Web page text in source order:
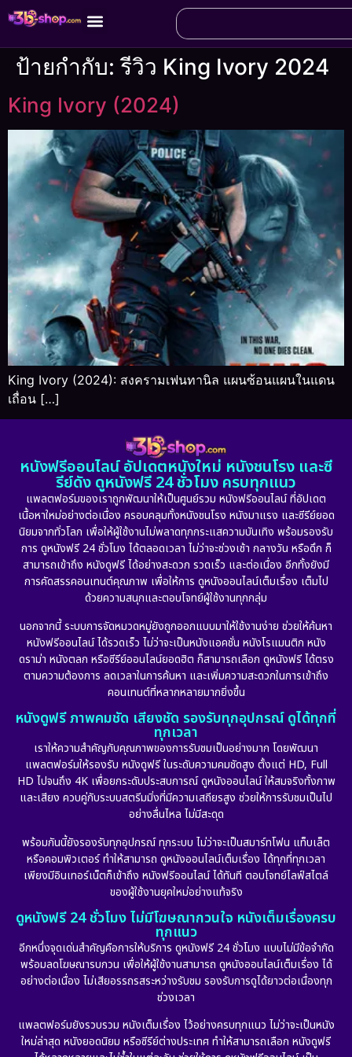
ป้ายกำกับ:รีวิว King Ivory 2024
King Ivory (2024)
King Ivory (2024): สงครามเฟนทานิล แผนซ้อนแผนในแดน
เถื่อน […]
หนังฟรีออนไลน์ อัปเดตหนังใหม่ หนังชนโรง และซี
รีย์ดัง ดูหนังฟรี 24 ชั่วโมง ครบทุกแนว
แพลตฟอร์มของเราถูกพัฒนาให้เป็นศูนย์รวม หนังฟรีออนไลน์ ที่อัปเดต
เนื้อหาใหม่อย่างต่อเนื่อง ครอบคลุมทั้งหนังชนโรง หนังมาแรง และซีรีย์ยอด
นิยมจากทั่วโลก เพื่อให้ผู้ใช้งานไม่พลาดทุกกระแสความบันเทิง พร้อมรองรับ
การ ดูหนังฟรี 24 ชั่วโมง ได้ตลอดเวลา ไม่ว่าจะช่วงเช้า กลางวัน หรือดึก ก็
สามารถเข้าถึง หนังดูฟรี ได้อย่างสะดวก รวดเร็ว และต่อเนื่อง อีกทั้งยังมี
การคัดสรรคอนเทนต์คุณภาพ เพื่อให้การ ดูหนังออนไลน์เต็มเรื่อง เต็มไป
ด้วยความสนุกและตอบโจทย์ผู้ใช้งานทุกกลุ่ม
นอกจากนี้ ระบบการจัดหมวดหมู่ยังถูกออกแบบมาให้ใช้งานง่าย ช่วยให้ค้นหา
หนังฟรีออนไลน์ ได้รวดเร็ว ไม่ว่าจะเป็นหนังแอคชั่น หนังโรแมนติก หนัง
ดราม่า หนังตลก หรือซีรีย์ออนไลน์ยอดฮิต ก็สามารถเลือก ดูหนังฟรี ได้ตรง
ตามความต้องการ ลดเวลาในการค้นหา และเพิ่มความสะดวกในการเข้าถึง
คอนเทนต์ที่หลากหลายมากยิ่งขึ้น
หนังดูฟรี ภาพคมชัด เสียงชัด รองรับทุกอุปกรณ์ ดูได้ทุกที่
ทุกเวลา
เราให้ความสำคัญกับคุณภาพของการรับชมเป็นอย่างมาก โดยพัฒนา
แพลตฟอร์มให้รองรับ หนังดูฟรี ในระดับความคมชัดสูง ตั้งแต่ HD, Full
HD ไปจนถึง 4K เพื่อยกระดับประสบการณ์ ดูหนังออนไลน์ ให้สมจริงทั้งภาพ
และเสียง ควบคู่กับระบบสตรีมมิ่งที่มีความเสถียรสูง ช่วยให้การรับชมเป็นไป
อย่างลื่นไหล ไม่มีสะดุด
พร้อมกันนี้ยังรองรับทุกอุปกรณ์ ทุกระบบ ไม่ว่าจะเป็นสมาร์ทโฟน แท็บเล็ต
หรือคอมพิวเตอร์ ทำให้สามารถ ดูหนังออนไลน์เต็มเรื่อง ได้ทุกที่ทุกเวลา
เพียงมีอินเทอร์เน็ตก็เข้าถึง หนังฟรีออนไลน์ ได้ทันที ตอบโจทย์ไลฟ์สไตล์
ของผู้ใช้งานยุคใหม่อย่างแท้จริง
ดูหนังฟรี 24 ชั่วโมง ไม่มีโฆษณากวนใจ หนังเต็มเรื่องครบ
ทุกแนว
อีกหนึ่งจุดเด่นสำคัญคือการให้บริการ ดูหนังฟรี 24 ชั่วโมง แบบไม่มีข้อจำกัด
พร้อมลดโฆษณารบกวน เพื่อให้ผู้ใช้งานสามารถ ดูหนังออนไลน์เต็มเรื่อง ได้
อย่างต่อเนื่อง ไม่เสียอรรถรสระหว่างรับชม รองรับการดูได้ยาวต่อเนื่องทุก
ช่วงเวลา
แพลตฟอร์มยังรวบรวม หนังเต็มเรื่อง ไว้อย่างครบทุกแนว ไม่ว่าจะเป็นหนัง
ใหม่ล่าสุด หนังยอดนิยม หรือซีรีย์ต่างประเทศ ทำให้สามารถเลือก หนังดูฟรี